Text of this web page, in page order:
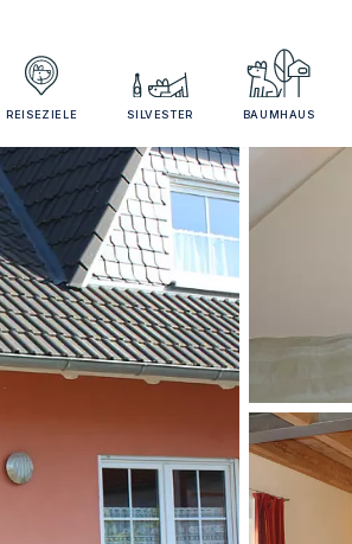
REISEZIELE SILVESTER BAUMHAUS